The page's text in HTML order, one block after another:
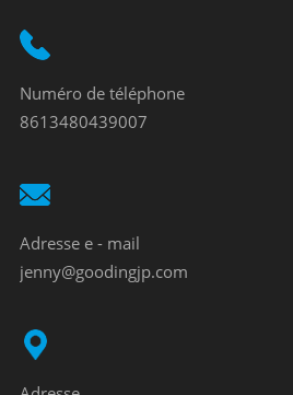
Numéro de téléphone
8613480439007
Adresse e - mail
jenny@goodingjp.com